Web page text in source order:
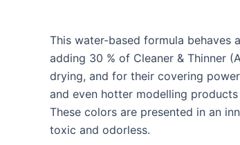
This water-based formula behaves
adding 30 % of Cleaner & Thinner
drying, and for their covering
and even hotter modelling
These colors are presented in an
toxic and odorless.